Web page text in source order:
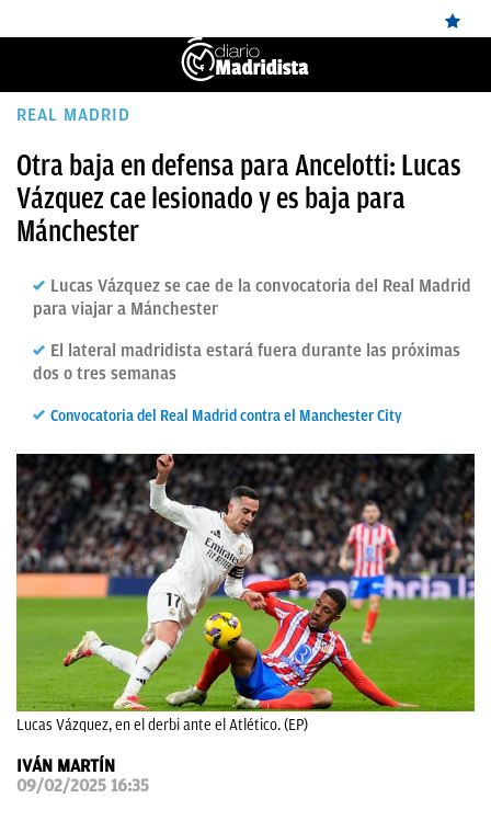
ÚLTIMAS
REAL
MADRID
CANTERA
FICHAJES
PAPARAZZI
OKDIARIO
REAL MADRID
Otra baja en defensa para Ancelotti: Lucas
Vázquez cae lesionado y es baja para
Mánchester
Lucas Vázquez se cae de la convocatoria del Real Madrid
para viajar a Mánchester
El lateral madridista estará fuera durante las próximas
dos o tres semanas
Convocatoria del Real Madrid contra el Manchester City
Lucas Vázquez, en el derbi ante el Atlético. (EP)
IVÁN MARTÍN
09/02/2025 16:35